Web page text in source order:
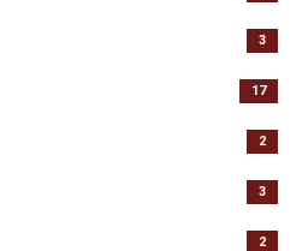
3
17
2
3
2